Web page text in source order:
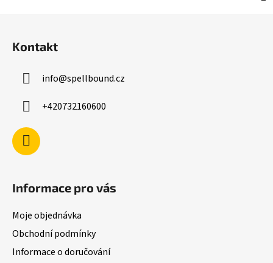
Kontakt
info@spellbound.cz
+420732160600
Informace pro vás
Moje objednávka
Obchodní podmínky
Informace o doručování